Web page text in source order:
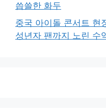
씁쓸한 화두
중국 아이돌 콘서트 현
성년자 팬까지 노린 수